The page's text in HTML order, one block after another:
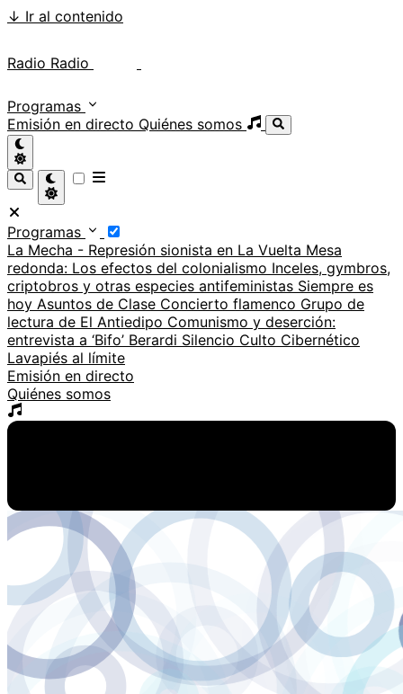
↓ Ir al contenido
Radio Radio
Programas
Emisión en directo Quiénes somos
Programas
La Mecha - Represión sionista en La Vuelta Mesa
redonda: Los efectos del colonialismo Inceles, gymbros,
criptobros y otras especies antifeministas Siempre es
hoy Asuntos de Clase Concierto flamenco Grupo de
lectura de El Antiedipo Comunismo y deserción:
entrevista a ‘Bifo’ Berardi Silencio Culto Cibernético
Lavapiés al límite
Emisión en directo
Quiénes somos